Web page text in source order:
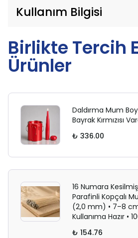
Kullanım Bilgisi
Birlikte Tercih
Ürünler
Daldırma Mum
Bayrak Kırmızısı
₺ 336.00
16 Numara Kesilmiş
Parafinli Kopçalı
(2,0 mm) • 7–8
Kullanıma Hazır •
₺ 154.76